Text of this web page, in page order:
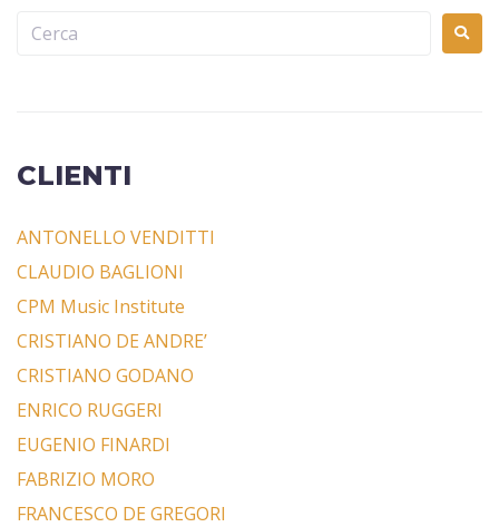
CLIENTI
ANTONELLO VENDITTI
CLAUDIO BAGLIONI
CPM Music Institute
CRISTIANO DE ANDRE’
CRISTIANO GODANO
ENRICO RUGGERI
EUGENIO FINARDI
FABRIZIO MORO
FRANCESCO DE GREGORI